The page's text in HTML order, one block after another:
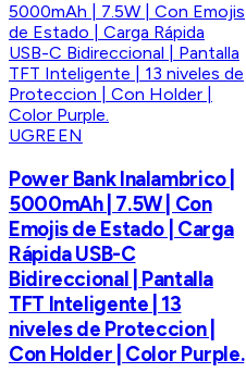
UGREEN
Power Bank Inalambrico |
5000mAh | 7.5W | Con
Emojis de Estado | Carga
Rápida USB-C
Bidireccional | Pantalla
TFT Inteligente | 13
niveles de Proteccion |
Con Holder | Color Purple.